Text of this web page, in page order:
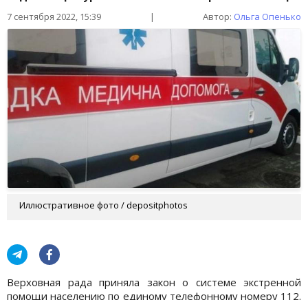
7 сентября 2022, 15:39 | Автор: Ольга Опенько
Иллюстративное фото / depositphotos
Верховная рада приняла закон о системе экстренной
помощи населению по единому телефонному номеру 112.